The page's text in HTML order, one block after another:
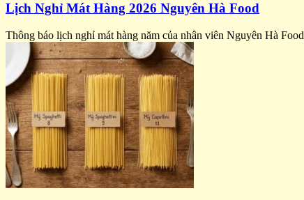
Lịch Nghỉ Mát Hàng 2026 Nguyên Hà Food
Thông báo lịch nghỉ mát hàng năm của nhân viên Nguyên Hà Food